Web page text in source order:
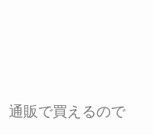
通販で買えるので